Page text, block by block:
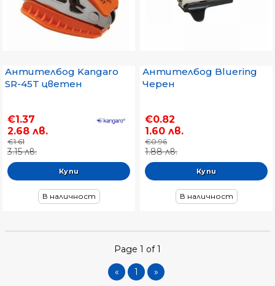
Антителбод Kangaro
SR-45T цветен
€1.37
2.68 лв.
€1.61
3.15 лв.
В наличност
Антителбод Bluering
Черен
€0.82
1.60 лв.
€0.96
1.88 лв.
В наличност
Page 1 of 1
« 1 »